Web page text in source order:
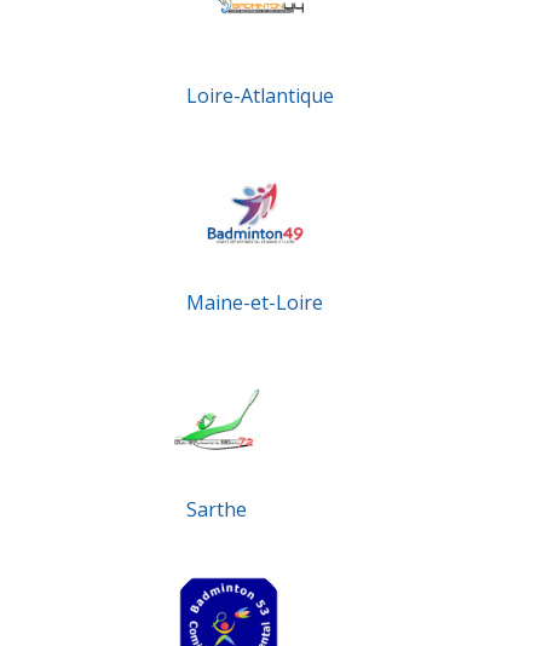
Loire-Atlantique
Maine-et-Loire
Sarthe